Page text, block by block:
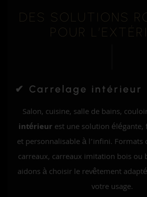
DES SOLUTIONS
POUR
✔ Carrelage intérieur
Salon, cuisine, salle de bains,
intérieur est une solution
et personnalisable à l’infini. Formats
carreaux, carreaux imitation bois ou
aidons à choisir le revêtement
votre usage.